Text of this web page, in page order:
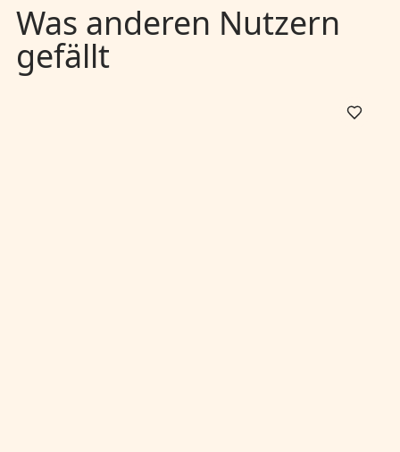
Was anderen Nutzern
gefällt